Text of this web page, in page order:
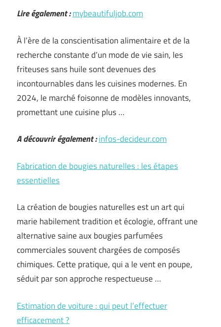
Lire également :mybeautifuljob.com
À l’ère de la conscientisation alimentaire et de la
recherche constante d’un mode de vie sain, les
friteuses sans huile sont devenues des
incontournables dans les cuisines modernes. En
2024, le marché foisonne de modèles innovants,
promettant une cuisine plus …
A découvrir également :infos-decideur.com
Fabrication de bougies naturelles : les étapes
essentielles
La création de bougies naturelles est un art qui
marie habilement tradition et écologie, offrant une
alternative saine aux bougies parfumées
commerciales souvent chargées de composés
chimiques. Cette pratique, qui a le vent en poupe,
séduit par son approche respectueuse …
Estimation de voiture : qui peut l’effectuer
efficacement ?